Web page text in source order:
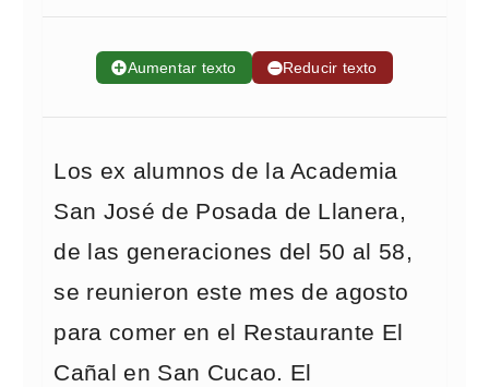
➕Aumentar texto ➖Reducir texto
Los ex alumnos de la Academia
San José de Posada de Llanera,
de las generaciones del 50 al 58,
se reunieron este mes de agosto
para comer en el Restaurante El
Cañal en San Cucao. El